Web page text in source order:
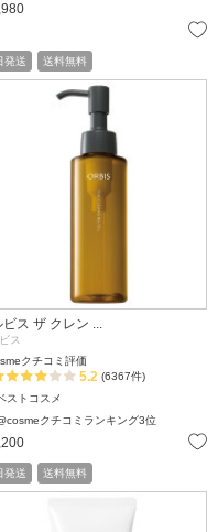
お気に入り
発送 送料無料
ビス ザ クレン ...
ス
クチコミ評価
5.2 (6367件)
ストコスメ
クチコミランキング3位
発送 送料無料